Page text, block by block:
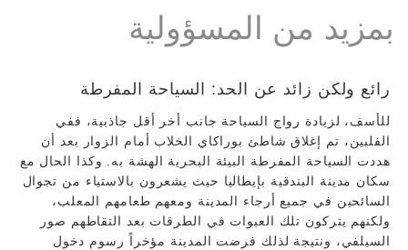
بمزيد من المسؤولية
رائع ولكن زائد عن الحد: السياحة المفرطة
للأسف، لزيادة رواج السياحة جانب أخر أقل جاذبية، ففي
الفلبين، تم إغلاق شاطئ بوراكاي الخلاب أمام الزوار بعد أن
هددت السياحة المفرطة البيئة البحرية الهشة به. وكذا الحال مع
سكان مدينة البندقية بإيطاليا حيث يشعرون بالاستياء من تجوال
السائحين في جميع أرجاء المدينة ومعهم طعامهم المعلب،
ولكنهم يتركون تلك العبوات في الطرقات بعد التقاطهم صور
السيلفي، ونتيجة لذلك فرضت المدينة مؤخراً رسوم دخول